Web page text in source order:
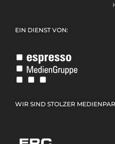
EIN DIENST VON:
WIR SIND STOLZER